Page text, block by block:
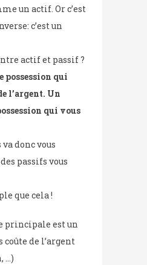
un actif. Or c’est
c’est un
actif et passif ?
possession qui
l’argent. Un
qui vous
donc vous
passifs vous
que cela !
principale est un
coûte de l’argent
…)